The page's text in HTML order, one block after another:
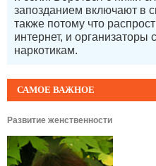
САМОЕ ВАЖНОЕ
Развитие женственности
запозданием включают в
также потому что
интернет, и организаторы
наркотикам.